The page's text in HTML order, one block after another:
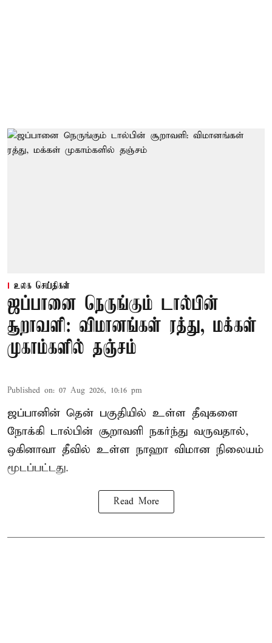
உலக செய்திகள்
ஜப்பானை நெருங்கும் டால்பின்
சூறாவளி: விமானங்கள் ரத்து, மக்கள்
முகாம்களில் தஞ்சம்
Published on: 07 Aug 2026, 10:16 pm
ஜப்பானின் தென் பகுதியில் உள்ள தீவுகளை
நோக்கி டால்பின் சூறாவளி நகர்ந்து வருவதால்,
ஒகினாவா தீவில் உள்ள நாஹா விமான நிலையம்
மூடப்பட்டது.
Read More